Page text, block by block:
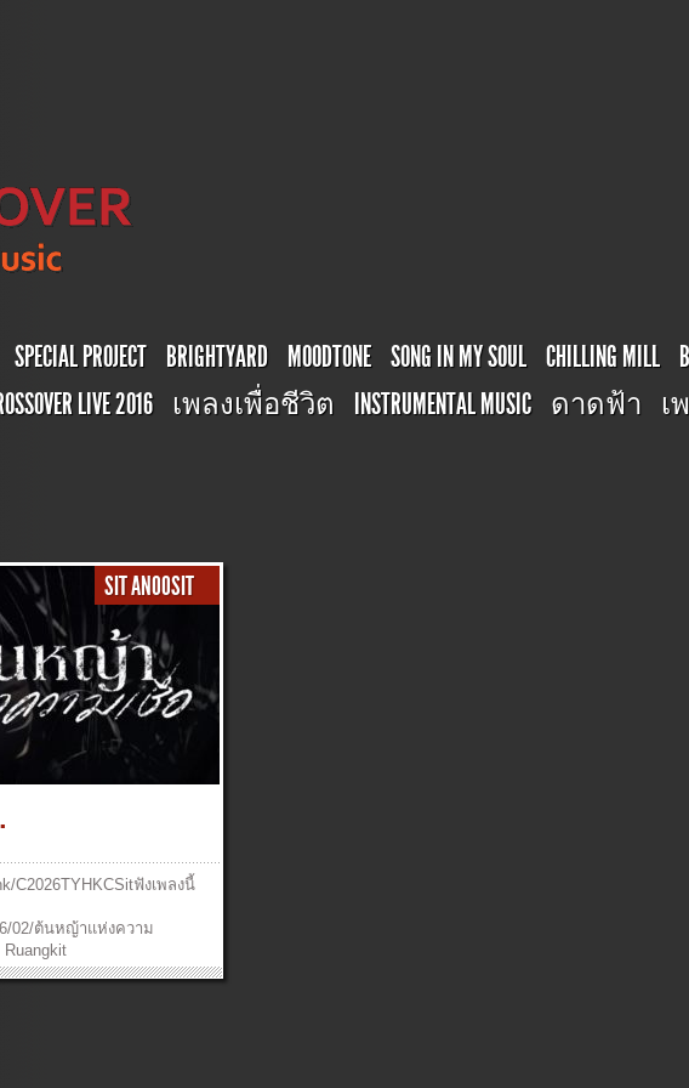
SPECIAL PROJECT BRIGHTYARD MOODTONE SONG IN MY SOUL CHILLING MILL
LIVE 2016 เพลงเพื่อชีวิต INSTRUMENTAL MUSIC ดาดฟ้า เ
SIT ANOOSIT
C2026TYHKCSitฟังเพลงนี้
02/ต้นหญ้าแห่งความ
Ruangkit
: Panya